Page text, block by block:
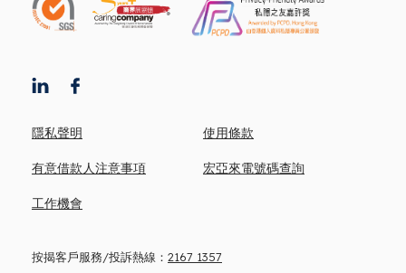
按揭客戶服務/投訴熱線： 2167 1357
隱私聲明 使用條款
有意借款人注意事項 宏亞來電號碼查詢
工作機會